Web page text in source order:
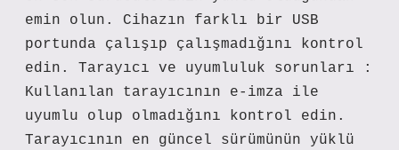
emin olun. Cihazın farklı bir USB
portunda çalışıp çalışmadığını kontrol
edin. Tarayıcı ve uyumluluk sorunları :
Kullanılan tarayıcının e-imza ile
uyumlu olup olmadığını kontrol edin.
Tarayıcının en güncel sürümünün yüklü